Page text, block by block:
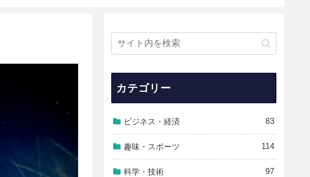
カテゴリー
ビジネス・経済 83
趣味・スポーツ 114
科学・技術 97